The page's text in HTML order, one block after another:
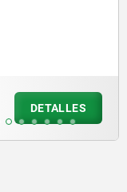
DETALLES